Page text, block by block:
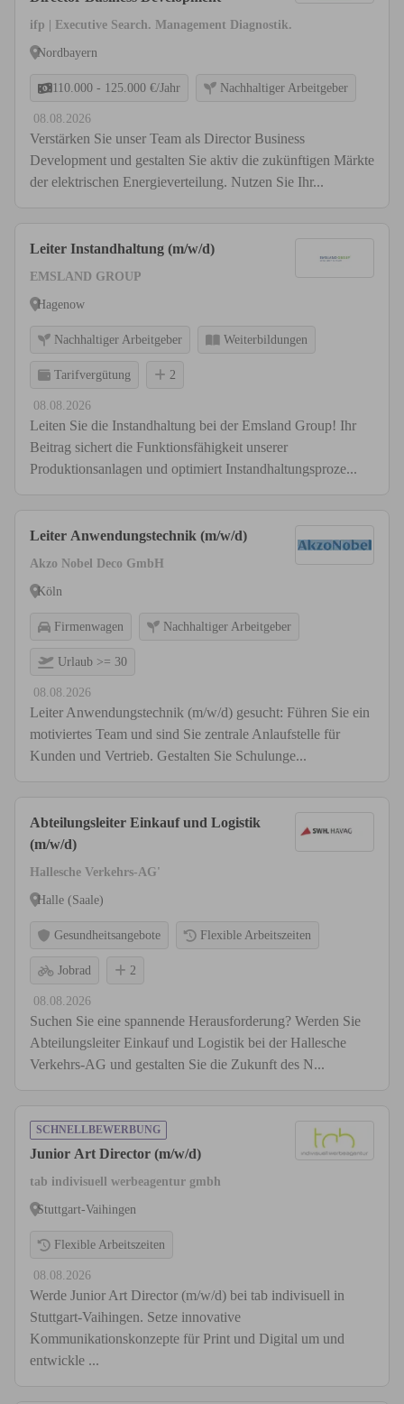
ifp | Executive Search. Management Diagnostik.
Nordbayern
110.000 - 125.000 €/Jahr Nachhaltiger Arbeitgeber
08.08.2026
Verstärken Sie unser Team als Director Business
Development und gestalten Sie aktiv die zukünftigen Märkte
der elektrischen Energieverteilung. Nutzen Sie Ihr...
Leiter Instandhaltung (m/w/d)
EMSLAND GROUP
Hagenow
Nachhaltiger Arbeitgeber Weiterbildungen
Tarifvergütung 2
08.08.2026
Leiten Sie die Instandhaltung bei der Emsland Group! Ihr
Beitrag sichert die Funktionsfähigkeit unserer
Produktionsanlagen und optimiert Instandhaltungsproze...
Leiter Anwendungstechnik (m/w/d)
Akzo Nobel Deco GmbH
Köln
Firmenwagen Nachhaltiger Arbeitgeber
Urlaub >= 30
08.08.2026
Leiter Anwendungstechnik (m/w/d) gesucht: Führen Sie ein
motiviertes Team und sind Sie zentrale Anlaufstelle für
Kunden und Vertrieb. Gestalten Sie Schulunge...
Abteilungsleiter Einkauf und Logistik
(m/w/d)
Hallesche Verkehrs-AG'
Halle (Saale)
Gesundheitsangebote Flexible Arbeitszeiten
Jobrad 2
08.08.2026
Suchen Sie eine spannende Herausforderung? Werden Sie
Abteilungsleiter Einkauf und Logistik bei der Hallesche
Verkehrs-AG und gestalten Sie die Zukunft des N...
SCHNELLBEWERBUNG
Junior Art Director (m/w/d)
tab indivisuell werbeagentur gmbh
Stuttgart-Vaihingen
Flexible Arbeitszeiten
08.08.2026
Werde Junior Art Director (m/w/d) bei tab indivisuell in
Stuttgart-Vaihingen. Setze innovative
Kommunikationskonzepte für Print und Digital um und
entwickle ...